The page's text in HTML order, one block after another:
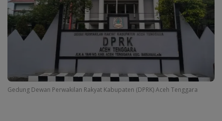
Gedung Dewan Perwakilan Rakyat Kabupaten (DPRK) Aceh Tenggara